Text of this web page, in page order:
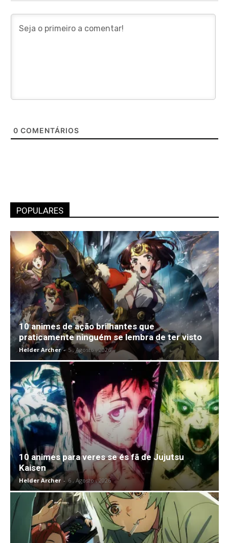
0 COMENTÁRIOS
POPULARES
10 animes de ação brilhantes que
praticamente ninguém se lembra de ter visto
Helder Archer - 5 , Agosto , 2026
10 animes para veres se és fã de Jujutsu
Kaisen
Helder Archer - 6 , Agosto , 2026